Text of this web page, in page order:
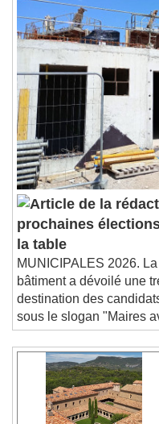
prochaines
la table
MUNICIPALES 2026.
bâtiment a dévoilé une
destination des
sous le slogan "Maires